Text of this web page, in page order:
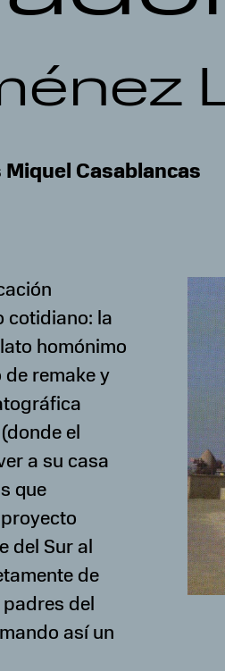
Casablancas
cotidiano: la
homónimo
de remake y
el
a su casa
que
del Sur al
de
del
así un